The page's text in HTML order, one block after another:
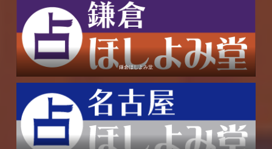
鎌倉ほしよみ堂